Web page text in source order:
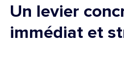
Un levier
immédiat et